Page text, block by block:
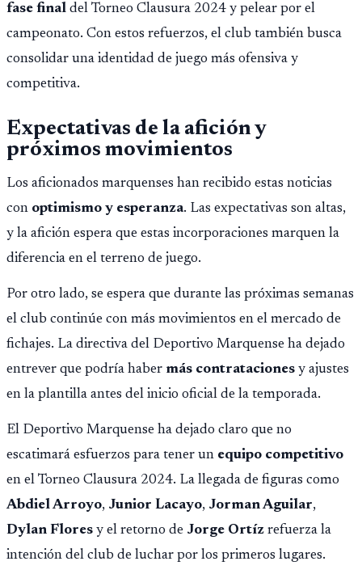
fase final del Torneo Clausura 2024 y pelear por el
campeonato. Con estos refuerzos, el club también busca
consolidar una identidad de juego más ofensiva y
competitiva.
Expectativas de la afición y
próximos movimientos
Los aficionados marquenses han recibido estas noticias
con optimismo y esperanza. Las expectativas son altas,
y la afición espera que estas incorporaciones marquen la
diferencia en el terreno de juego.
Por otro lado, se espera que durante las próximas semanas
el club continúe con más movimientos en el mercado de
fichajes. La directiva del Deportivo Marquense ha dejado
entrever que podría haber más contrataciones y ajustes
en la plantilla antes del inicio oficial de la temporada.
El Deportivo Marquense ha dejado claro que no
escatimará esfuerzos para tener un equipo competitivo
en el Torneo Clausura 2024. La llegada de figuras como
Abdiel Arroyo, Junior Lacayo, Jorman Aguilar,
Dylan Flores y el retorno de Jorge Ortíz refuerza la
intención del club de luchar por los primeros lugares.